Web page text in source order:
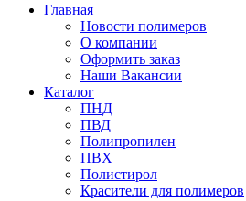
Главная
Новости полимеров
О компании
Оформить заказ
Наши Вакансии
Каталог
ПНД
ПВД
Полипропилен
ПВХ
Полистирол
Красители для полимеров